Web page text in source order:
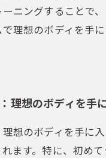
ニングすることで
理想のボディを手
理想のボディを手
想のボディを手に
ます。特に、初め